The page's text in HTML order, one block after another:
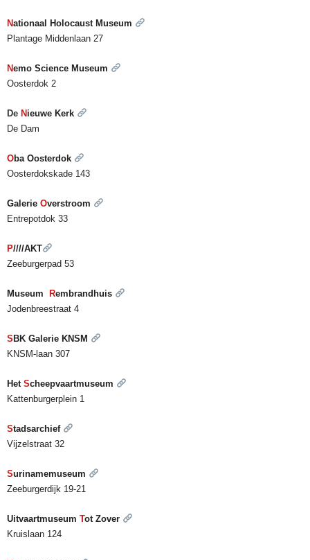
Nationaal Holocaust Museum
Plantage Middenlaan 27
Nemo Science Museum
Oosterdok 2
De N ieuwe Kerk
De Dam
Oba Oosterdok
Oosterdokskade 143
Galerie Overstroom
Entrepotdok 33
P////AKT
Zeeburgerpad 53
Museum Rembrandhuis
Jodenbreestraat 4
S BK Galerie KNSM
KNSM-laan 307
Het Scheepvaartmuseum
Kattenburgerplein 1
Stadsarchief
Vijzelstraat 32
Surinamemuseum
Zeeburgerdijk 19-21
Uitvaartmuseum Tot Zover
Kruislaan 124